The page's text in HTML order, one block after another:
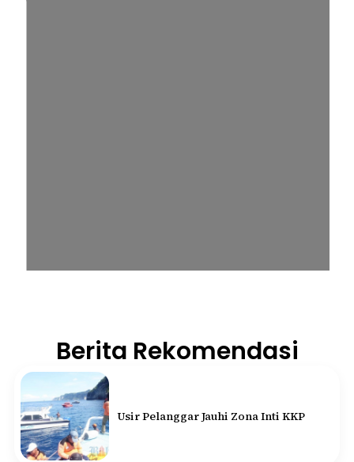
Berita Rekomendasi
Usir Pelanggar Jauhi Zona Inti KKP